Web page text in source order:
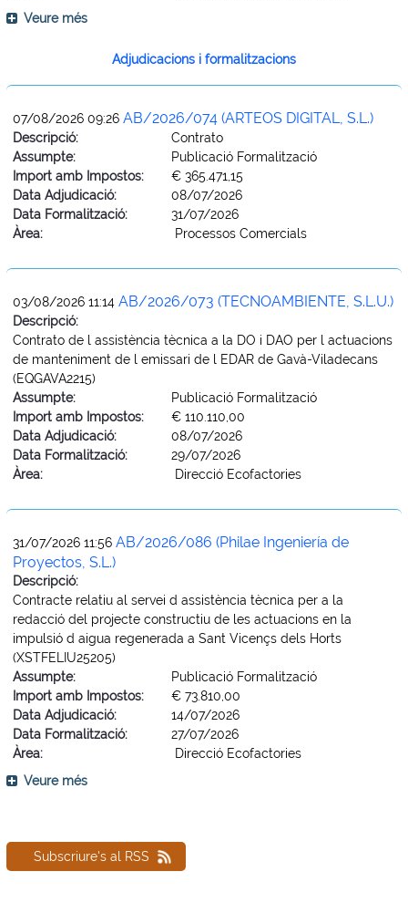
Veure més
Adjudicacions i formalitzacions
07/08/2026 09:26 AB/2026/074 (ARTEOS DIGITAL, S.L.)
Descripció:
Contrato
Assumpte:
Publicació Formalització
Import amb Impostos:
€ 365.471,15
Data Adjudicació:
08/07/2026
Data Formalització:
31/07/2026
Àrea:
Processos Comercials
03/08/2026 11:14 AB/2026/073 (TECNOAMBIENTE, S.L.U.)
Descripció:
Contrato de l assistència tècnica a la DO i DAO per l actuacions
de manteniment de l emissari de l EDAR de Gavà-Viladecans
(EQGAVA2215)
Assumpte:
Publicació Formalització
Import amb Impostos:
€ 110.110,00
Data Adjudicació:
08/07/2026
Data Formalització:
29/07/2026
Àrea:
Direcció Ecofactories
31/07/2026 11:56 AB/2026/086 (Philae Ingeniería de
Proyectos, S.L.)
Descripció:
Contracte relatiu al servei d assistència tècnica per a la
redacció del projecte constructiu de les actuacions en la
impulsió d aigua regenerada a Sant Vicençs dels Horts
(XSTFELIU25205)
Assumpte:
Publicació Formalització
Import amb Impostos:
€ 73.810,00
Data Adjudicació:
14/07/2026
Data Formalització:
27/07/2026
Àrea:
Direcció Ecofactories
Veure més
Subscriure's al RSS